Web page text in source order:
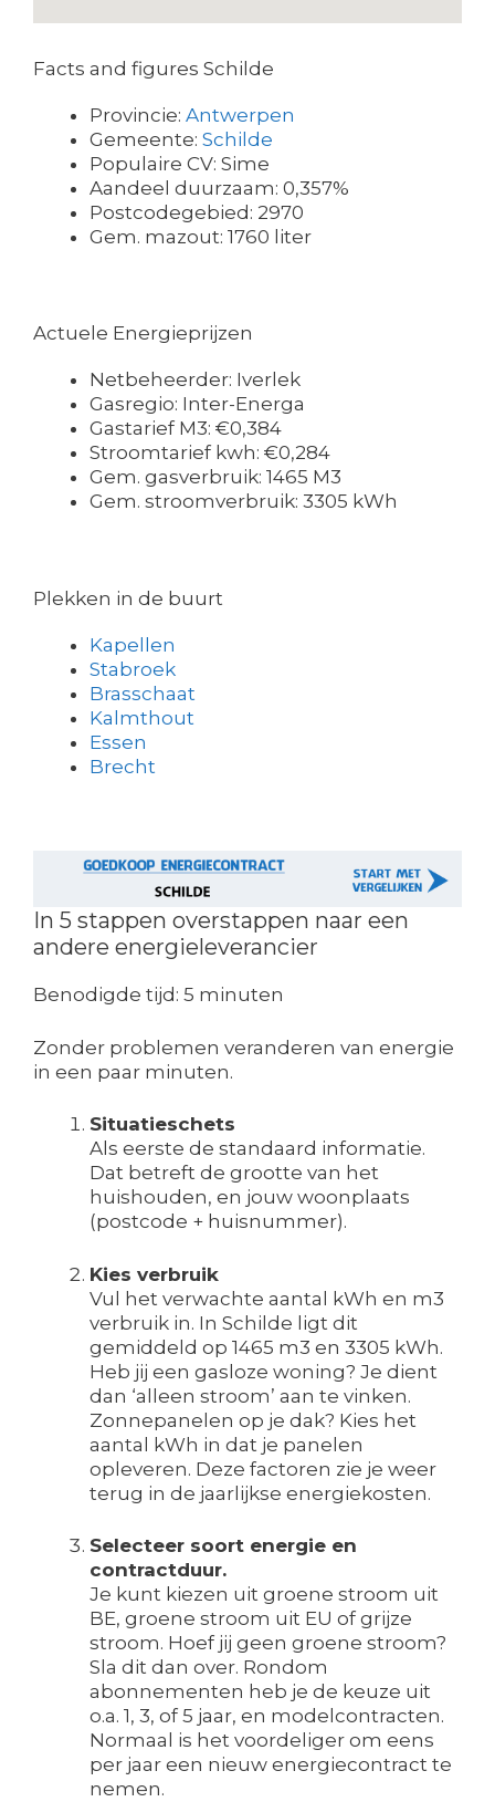
Facts and figures Schilde
Provincie: Antwerpen
Gemeente: Schilde
Populaire CV: Sime
Aandeel duurzaam: 0,357%
Postcodegebied: 2970
Gem. mazout: 1760 liter
Actuele Energieprijzen
Netbeheerder: Iverlek
Gasregio: Inter-Energa
Gastarief M3: €0,384
Stroomtarief kwh: €0,284
Gem. gasverbruik: 1465 M3
Gem. stroomverbruik: 3305 kWh
Plekken in de buurt
Kapellen
Stabroek
Brasschaat
Kalmthout
Essen
Brecht
In 5 stappen overstappen naar een
andere energieleverancier
Benodigde tijd: 5 minuten
Zonder problemen veranderen van energie
in een paar minuten.
Situatieschets
Als eerste de standaard informatie.
Dat betreft de grootte van het
huishouden, en jouw woonplaats
(postcode + huisnummer).
Kies verbruik
Vul het verwachte aantal kWh en m3
verbruik in. In Schilde ligt dit
gemiddeld op 1465 m3 en 3305 kWh.
Heb jij een gasloze woning? Je dient
dan ‘alleen stroom’ aan te vinken.
Zonnepanelen op je dak? Kies het
aantal kWh in dat je panelen
opleveren. Deze factoren zie je weer
terug in de jaarlijkse energiekosten.
Selecteer soort energie en
contractduur.
Je kunt kiezen uit groene stroom uit
BE, groene stroom uit EU of grijze
stroom. Hoef jij geen groene stroom?
Sla dit dan over. Rondom
abonnementen heb je de keuze uit
o.a. 1, 3, of 5 jaar, en modelcontracten.
Normaal is het voordeliger om eens
per jaar een nieuw energiecontract te
nemen.